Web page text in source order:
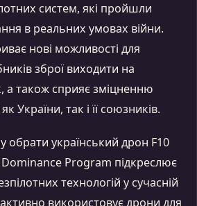
систем, які пройшли
в реальних умовах війни.
нові можливості для
зброї виходити на
а також сприяє зміцненню
України, так і її союзників.
обрати український дрон F10
Dominance Program підкреслює
технологій у сучасній
активно використовує дрони для